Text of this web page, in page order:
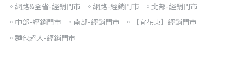
◦網路&全省-經銷門市 ◦網路-經銷門市
◦北部-經銷門市
◦中部-經銷門市
◦南部-經銷門市
◦【宜花東】經銷門市
◦麵包超人-經銷門市